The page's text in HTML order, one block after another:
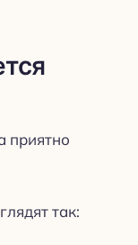
приятно
так: